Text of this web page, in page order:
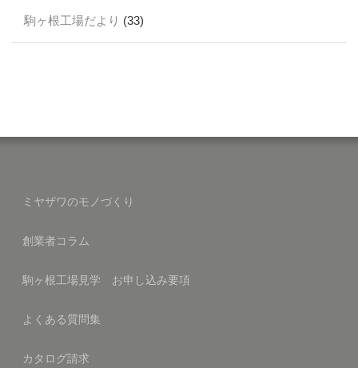
駒ヶ根工場だより (33)
ミヤザワのモノづくり
創業者コラム
駒ヶ根工場見学 お申し込み要項
よくある質問集
カタログ請求